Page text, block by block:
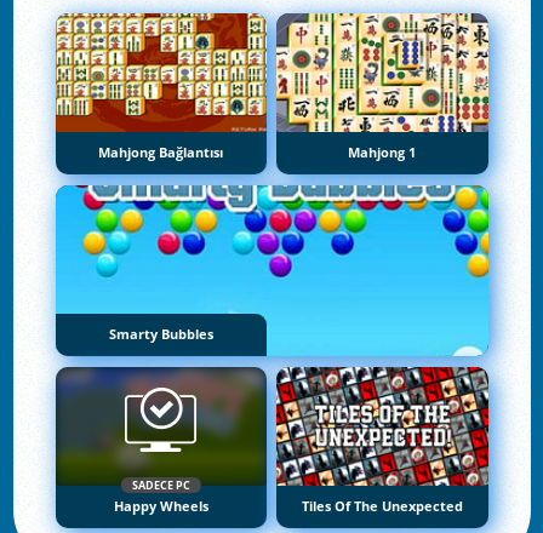
Mahjong Bağlantısı Mahjong 1
Smarty Bubbles
SADECE PC
Happy Wheels Tiles Of The Unexpected